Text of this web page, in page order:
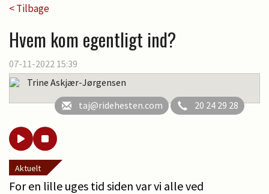
< Tilbage
Hvem kom egentligt ind?
07-11-2022 15:39
Trine Askjær-Jørgensen
taj@ridehesten.com
20 24 29 28
Aktuelt
For en lille uges tid siden var vi alle ved